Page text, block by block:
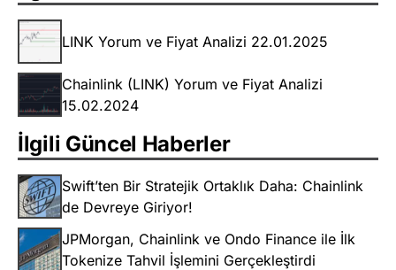
LINK Yorum ve Fiyat Analizi 22.01.2025
Chainlink (LINK) Yorum ve Fiyat Analizi
15.02.2024
İlgili Güncel Haberler
Swift’ten Bir Stratejik Ortaklık Daha: Chainlink
de Devreye Giriyor!
JPMorgan, Chainlink ve Ondo Finance ile İlk
Tokenize Tahvil İşlemini Gerçekleştirdi